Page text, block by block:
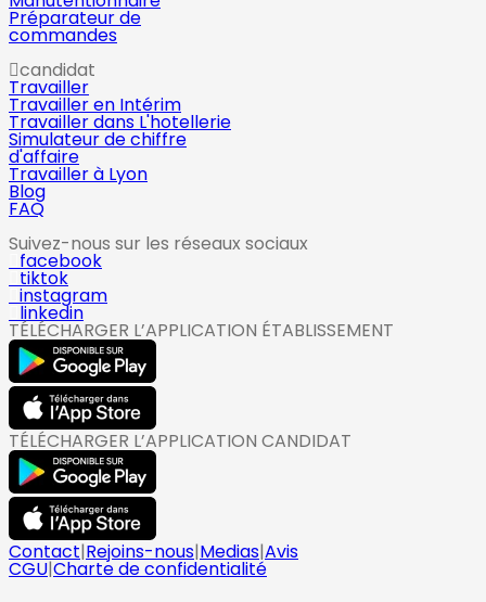
Préparateur de
commandes
candidat
Travailler
Travailler en Intérim
Travailler dans L'hotellerie
Simulateur de chiffre
d'affaire
Travailler à Lyon
Blog
FAQ
Suivez-nous sur les réseaux sociaux
facebook
tiktok
instagram
linkedin
TÉLÉCHARGER L’APPLICATION ÉTABLISSEMENT
TÉLÉCHARGER L’APPLICATION CANDIDAT
Contact|Rejoins-nous|Medias|Avis
CGU|Charte de confidentialité